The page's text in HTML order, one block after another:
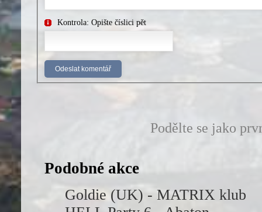
Kontrola: Opište číslici pět
Podělte se jako
Podobné akce
Goldie (UK) - MATRIX klub